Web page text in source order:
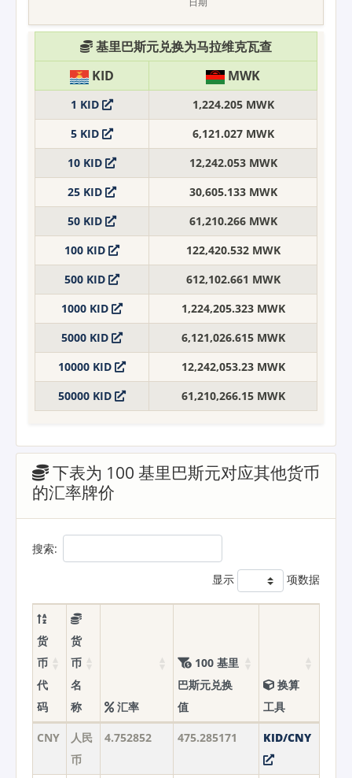
基里巴斯元兑换为马拉维克瓦查
KID
MWK
1 KID
1,224.205 MWK
5 KID
6,121.027 MWK
10 KID
12,242.053 MWK
25 KID
30,605.133 MWK
50 KID
61,210.266 MWK
100 KID
122,420.532 MWK
500 KID
612,102.661 MWK
1000 KID
1,224,205.323 MWK
5000 KID
6,121,026.615 MWK
10000 KID
12,242,053.23 MWK
50000 KID
61,210,266.15 MWK
下表为 100 基里巴斯元对应其他货币
的汇率牌价
搜索:
显示 项数据
货
币
代
码
货
币
名
称
汇率
100 基里
巴斯元兑换
值
换算
工具
CNY
人民
币
4.752852 475.285171 KID/CNY